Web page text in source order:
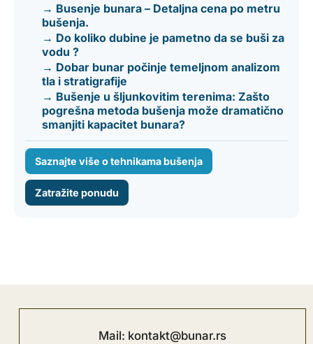
→ Busenje bunara – Detaljna cena po metru
bušenja.
→ Do koliko dubine je pametno da se buši za
vodu ?
→ Dobar bunar počinje temeljnom analizom
tla i stratigrafije
→ Bušenje u šljunkovitim terenima: Zašto
pogrešna metoda bušenja može dramatično
smanjiti kapacitet bunara?
Saznajte više o tehnikama bušenja
Zatražite ponudu
Mail: kontakt@bunar.rs